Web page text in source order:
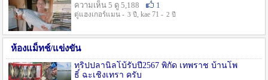
ความเห็น 5 ดู 5,188
1
ตู่แฮงเกอร์แมน - 3 ปี , kae 71 - 2 ปี
ห้องแม็ทช์/แข่งขัน
ทริปปลานิลโบ้รับปี2567 พิกัด เทพราช บ้านโพ
ธิ์ ฉะเชิงเทรา ครับ